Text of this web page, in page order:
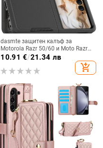
dasmte защитен калъф за
Motorola Razr 50/60 и Moto Razr
2024 с сгъваем дисплей
10.91 €/21.34 лв
add_shopping_cart